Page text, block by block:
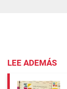
LEE ADEMÁS